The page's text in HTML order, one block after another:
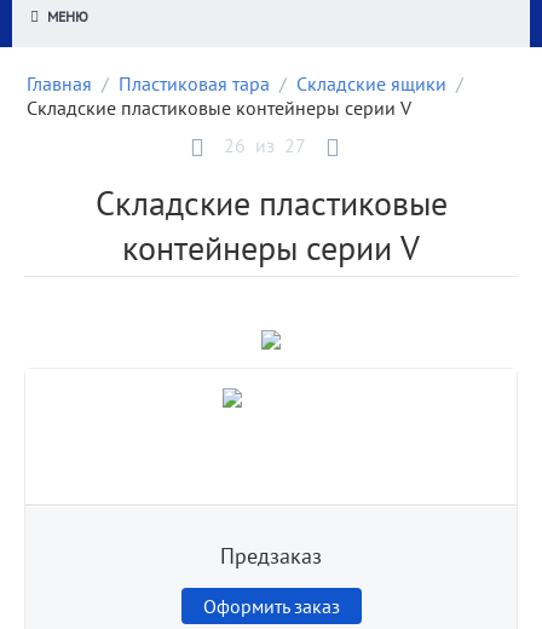
МЕНЮ
Главная / Пластиковая тара / Складские ящики /
Складские пластиковые контейнеры серии V
26 из 27
Складские пластиковые
контейнеры серии V
Предзаказ
Оформить заказ